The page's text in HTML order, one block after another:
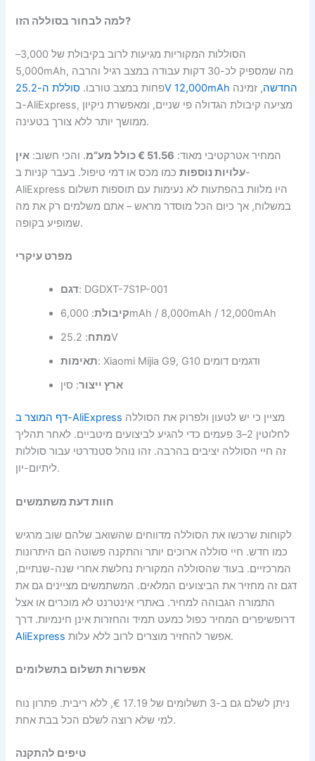
למה לבחור בסוללה הזו?
הסוללות המקוריות מגיעות לרוב בקיבולת של 3,000–
5,000mAh, מה שמספיק לכ-30 דקות עבודה במצב רגיל והרבה
פחות במצב טורבו.
סוללת ה-25.2V 12,000mAh החדשה, זמינה
ב-AliExpress, מציעה קיבולת הגדולה פי שניים, ומאפשרת ניקיון
ממושך יותר ללא צורך בטעינה.
המחיר אטרקטיבי מאוד: 51.56 € כולל מע”מ . והכי חשוב: אין
עלויות נוספותכמו מכס או דמי טיפול. בעבר קניות ב-
AliExpress היו מלוות בהפתעות לא נעימות עם תוספות תשלום
במשלוח, אך כיום הכל מוסדר מראש – אתם משלמים רק את מה
שמופיע בקופה.
מפרט עיקרי
דגם: DGDXT-7S1P-001
קיבולת: 6,000mAh / 8,000mAh / 12,000mAh
מתח: 25.2V
תאימות
: Xiaomi Mijia G9, G10 ודגמים דומים
ארץ ייצור: סין
דף המוצר ב-AliExpress
לחלוטין 2–3 פעמים כדי להגיע לביצועים מיטביים. לאחר תהליך
זה חיי הסוללה יציבים בהרבה. זהו נוהל סטנדרטי עבור סוללות
ליתיום-יון.
חוות דעת משתמשים
לקוחות שרכשו את הסוללה מדווחים שהשואב שלהם שוב מרגיש
כמו חדש. חיי סוללה ארוכים יותר והתקנה פשוטה הם היתרונות
המרכזיים. בעוד שהסוללה המקורית נחלשת אחרי שנה-שנתיים,
דגם זה מחזיר את הביצועים המלאים. המשתמשים מציינים גם את
התמורה הגבוהה למחיר. באתרי אינטרנט לא מוכרים או אצל
דרופשיפרים המחיר כפול כמעט תמיד והחזרות אינן חינמיות. דרך
AliExpress
אפשר להחזיר מוצרים לרוב ללא עלות.
אפשרות תשלום בתשלומים
ניתן לשלם גם ב-3 תשלומים של 17.19 €, ללא ריבית. פתרון נוח
למי שלא רוצה לשלם הכל בבת אחת.
טיפים להתקנה